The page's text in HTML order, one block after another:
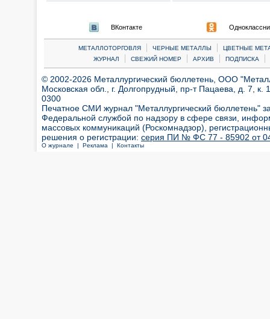
ВКонтакте
МЕТАЛЛОТОРГОВЛЯ | ЧЕРНЫЕ МЕТАЛЛЫ |
ЦВЕТНЫЕ
ЖУРНАЛ
| СВЕЖИЙ НОМЕР | АРХИВ | ПОДПИСКА |
© 2002-2026 Металлургический бюллетень, ООО
Московская обл., г. Долгопрудный, пр-т Пацаева, д. 7,
0300
Печатное СМИ журнал "Металлургический бюллетень"
Федеральной службой по надзору в сфере связи,
массовых коммуникаций (Роскомнадзор),
решения о регистрации: серия ПИ № ФС 77 - 85902 от 04
О журнале | Реклама | Контакты